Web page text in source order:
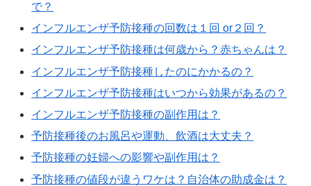
で？
インフルエンザ予防接種の回数は１回 or２回？
インフルエンザ予防接種は何歳から？赤ちゃんは？
インフルエンザ予防接種したのにかかるの？
インフルエンザ予防接種はいつから効果があるの？
インフルエンザ予防接種の副作用は？
予防接種後のお風呂や運動、飲酒は大丈夫？
予防接種の妊婦への影響や副作用は？
予防接種の値段が違うワケは？自治体の助成金は？